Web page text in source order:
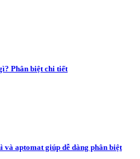
Phân biệt chi tiết
và aptomat giúp dễ dàng phân biệt